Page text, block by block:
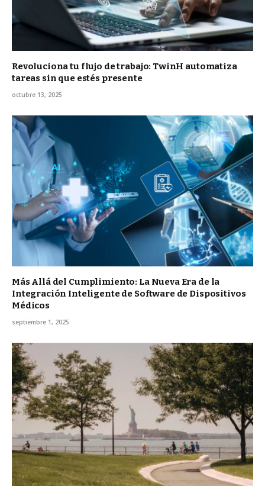
Revoluciona tu flujo de trabajo: TwinH automatiza
tareas sin que estés presente
octubre 13, 2025
Más Allá del Cumplimiento: La Nueva Era de la
Integración Inteligente de Software de Dispositivos
Médicos
septiembre 1, 2025